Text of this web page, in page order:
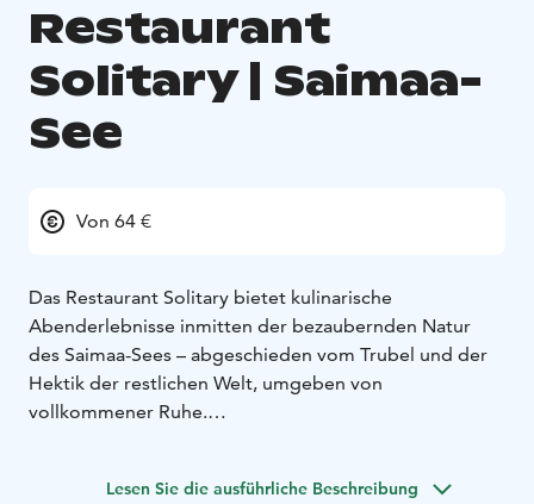
Restaurant
Solitary | Saimaa-
See
Von 64 €
Das Restaurant Solitary bietet kulinarische
Abenderlebnisse inmitten der bezaubernden Natur
des Saimaa-Sees – abgeschieden vom Trubel und der
Hektik der restlichen Welt, umgeben von
vollkommener Ruhe.
tun. Für uns steht das Wort solitary nicht nur für die
Lesen Sie die ausführliche Beschreibung